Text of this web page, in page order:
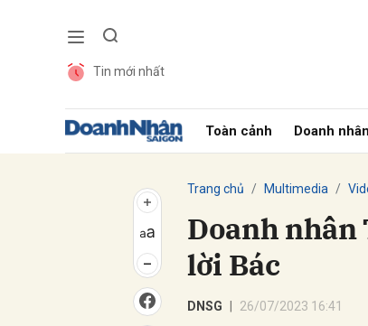
Tin mới nhất
Toàn cảnh Doanh nhân
Trang chủ Multimedia
Doanh nhân
lời Bác
DNSG 26/07/2023 16:41